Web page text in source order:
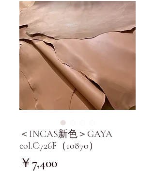
＜INCAS新色＞GAYA
col.C726F（10870）
￥7,400価